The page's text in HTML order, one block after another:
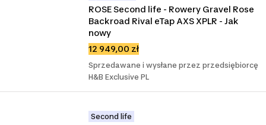
ROSE Second life - Rowery Gravel Rose
Backroad Rival eTap AXS XPLR - Jak
nowy
12 949,00 zł
Sprzedawane i wysłane przez przedsiębiorcę
H&B Exclusive PL
Second life